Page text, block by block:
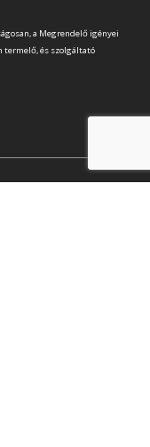
a Megrendelő igényei
termelő, és szolgáltató